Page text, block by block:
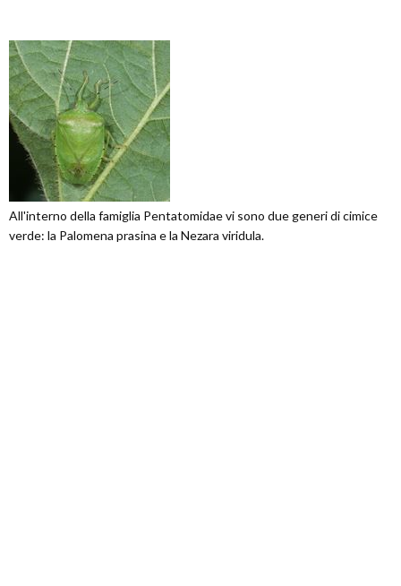
All'interno della famiglia Pentatomidae vi sono due generi di cimice
verde: la Palomena prasina e la Nezara viridula.